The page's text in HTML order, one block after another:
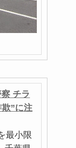
チラ
”に注
最小限